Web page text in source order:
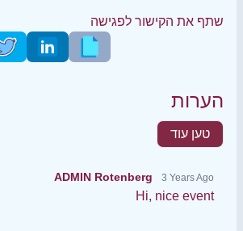
שתף את הקישור לפגישה
הערות
טען עוד
ADMIN Rotenberg 3 Years Ago
Hi, nice event